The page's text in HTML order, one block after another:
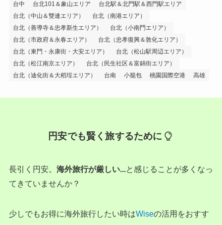
台中 台北101＆象山エリア
台北駅＆北門駅＆西門駅エリア
台北（中山＆雙連エリア）
台北（南港エリア）
台北（善導寺＆忠孝新生エリア）
台北（小南門エリア）
台北（市政府＆永春エリア）
台北（忠孝復興＆敦化エリア）
台北（東門・永康街・大安エリア）
台北（松山駅周辺エリア）
台北（松江南京エリア）
台北（民生社区＆富錦街エリア）
台北（迪化街＆大稻埕エリア）
台南 小籠包 桃園国際空港 高雄
円安でも賢く旅するために
長引く円安。 海外旅行が厳しい...と感じることが多くなっ
てきていませんか？
少しでもお得に海外旅行したい時はWiseの活用をおすす